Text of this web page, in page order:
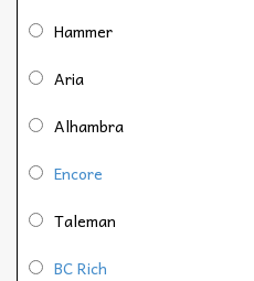
Hammer
Aria
Alhambra
Encore
Taleman
BC Rich